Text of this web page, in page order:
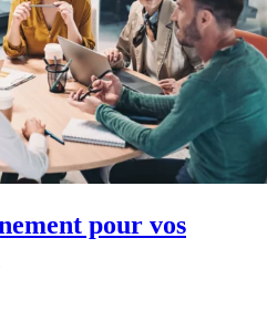
pour vos